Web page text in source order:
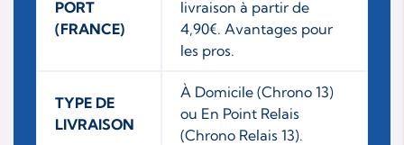
PORT
(FRANCE)
livraison à partir de
4,90€. Avantages pour
les pros.
TYPE DE
LIVRAISON
À Domicile (Chrono 13)
ou En Point Relais
(Chrono Relais 13).